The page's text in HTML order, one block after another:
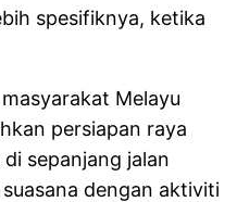
spesifiknya, ketika
Melayu
persiapan raya
sepanjang jalan
dengan aktiviti